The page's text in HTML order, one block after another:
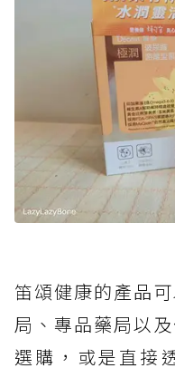
笛頌健康的產品
局、專品藥局以
選購，或是直接